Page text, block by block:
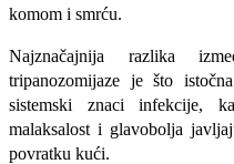
komom i smrću.
Najznačajnija razlika
tripanozomijaze je što
sistemski znaci infek­cije,
malaksalost i glavobolja
povratku kući.